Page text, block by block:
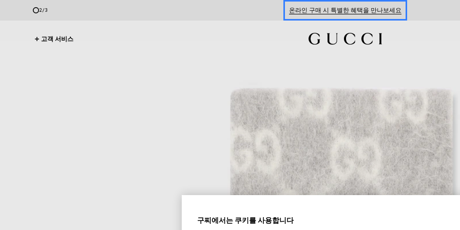
2/3 온라인 구매 시 특별한 혜택을 만나보세요
고객 서비스
구찌에서는 쿠키를 사용합니다